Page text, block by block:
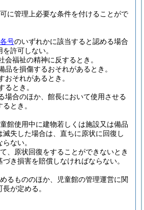
に管理上必要な条件を付けることがで
号のいずれかに該当すると認める場合
許可しない。
会福祉の精神に反するとき。
品を損傷するおそれがあるとき。
おそれがあるとき。
るとき。
場合のほか、館長において使用させる
とき。
館使用中に建物若しくは施設又は備品
滅失した場合は、直ちに原状に回復し
ない。
、原状回復をすることができないとき
き損害を賠償しなければならない。
るもののほか、児童館の管理運営に関
が定める。